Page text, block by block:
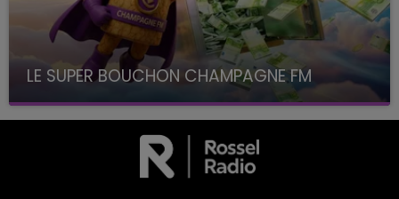
LE SUPER BOUCHON CHAMPAGNE FM
avec La Famille Champagne FM, à 8H10